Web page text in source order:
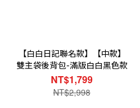
【白白日記聯名款】【中款】
雙主袋後背包-滿版白白黑色款
NT$1,799
NT$2,998